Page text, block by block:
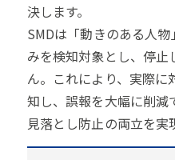
決します。
SMDは「動きのある人
みを検知対象とし、停
ん。これにより、実際
知し、誤報を大幅に削減
見落とし防止の両立を実